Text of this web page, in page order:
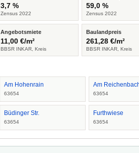
3,7 %
Zensus 2022
59,0 %
Zensus 2022
Angebotsmiete
11,00 €/m²
BBSR INKAR, Kreis
Baulandpreis
261,28 €/m²
BBSR INKAR, Kreis
Am Hohenrain
63654
Am
63654
Büdinger Str.
63654
Furthwiese
63654